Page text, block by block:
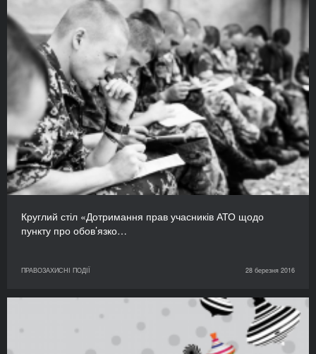
Круглий стіл «Дотримання прав учасників АТО щодо
пункту про обов’язко…
ПРАВОЗАХИСНІ ПОДІЇ 28 березня 2016